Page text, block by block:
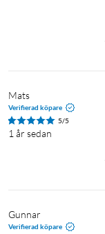
Våffeldagen
Mats
Verifierad köpare
5/5
1 år sedan
Gunnar
Verifierad köpare